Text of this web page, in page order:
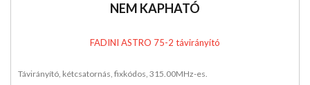
NEM KAPHATÓ
FADINI ASTRO 75-2 távirányító
Távirányító, kétcsatornás, fixkódos, 315.00MHz-es.